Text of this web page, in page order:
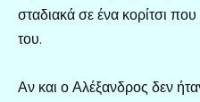
σταδιακά σε ένα κορίτσι
του.
Αν και ο Αλέξανδρος δεν